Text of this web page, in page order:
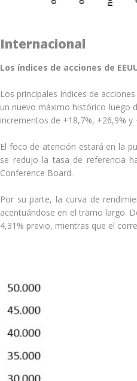
Internacional
Los índices de acciones de
Los principales índices de
un nuevo máximo histórico luego
incrementos de +18,7%, +26,9% y
El foco de atención estará en la
se redujo la tasa de referencia
Conference Board.
Por su parte, la curva de
acentuándose en el tramo largo.
4,31% previo, mientras que el